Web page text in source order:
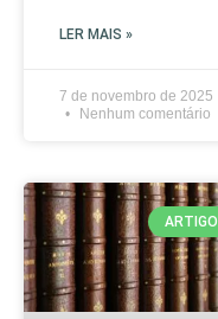
LER MAIS »
7 de novembro de 2025
Nenhum comentário
ARTIGO